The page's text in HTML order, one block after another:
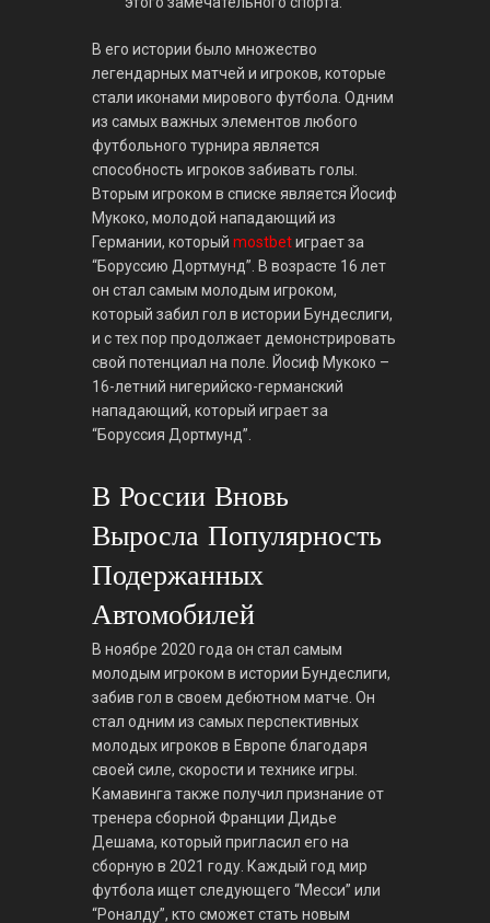
В его истории было множество
легендарных матчей и игроков, которые
стали иконами мирового футбола. Одним
из самых важных элементов любого
футбольного турнира является
способность игроков забивать голы.
Вторым игроком в списке является Йосиф
Мукоко, молодой нападающий из
Германии, который mostbetиграет за
“Боруссию Дортмунд”. В возрасте 16 лет
он стал самым молодым игроком,
который забил гол в истории Бундеслиги,
и с тех пор продолжает демонстрировать
свой потенциал на поле. Йосиф Мукоко –
16-летний нигерийско-германский
нападающий, который играет за
“Боруссия Дортмунд”.
В России Вновь
Выросла Популярность
Подержанных
Автомобилей
В ноябре 2020 года он стал самым
молодым игроком в истории Бундеслиги,
забив гол в своем дебютном матче. Он
стал одним из самых перспективных
молодых игроков в Европе благодаря
своей силе, скорости и технике игры.
Камавинга также получил признание от
тренера сборной Франции Дидье
Дешама, который пригласил его на
сборную в 2021 году. Каждый год мир
футбола ищет следующего “Месси” или
“Роналду”, кто сможет стать новым